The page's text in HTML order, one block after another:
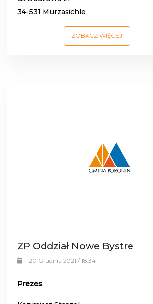
34-531 Murzasichle
ZOBACZ WIĘCEJ
ZP Oddział Nowe Bystre
20 Grudnia 2021 / 18:34
Prezes